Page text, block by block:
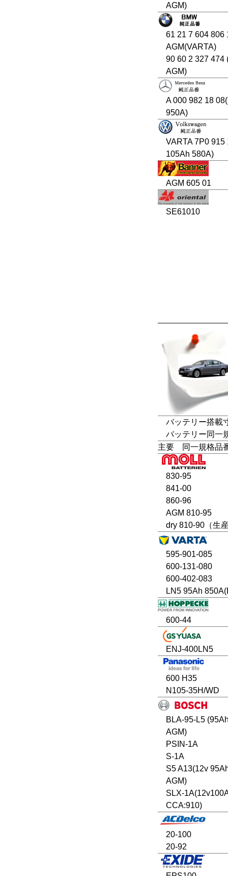
AGM)
61 21 7 604 806
AGM(VARTA)
90 60 2 327 474
AGM)
A 000 982 18
950A)
VARTA 7P0 915
105Ah 580A)
AGM 605 01
SE61010
バッテリー搭載
バッテリー同一
主要 同一規格品
830-95
841-00
860-96
AGM 810-95
dry 810-90（生
595-901-085
600-131-080
600-402-083
LN5 95Ah
600-44
ENJ-400LN5
600 H35
N105-35H/WD
BLA-95-L5
AGM)
PSIN-1A
S-1A
S5 A13(12v
AGM)
SLX-
CCA:910)
20-100
20-92